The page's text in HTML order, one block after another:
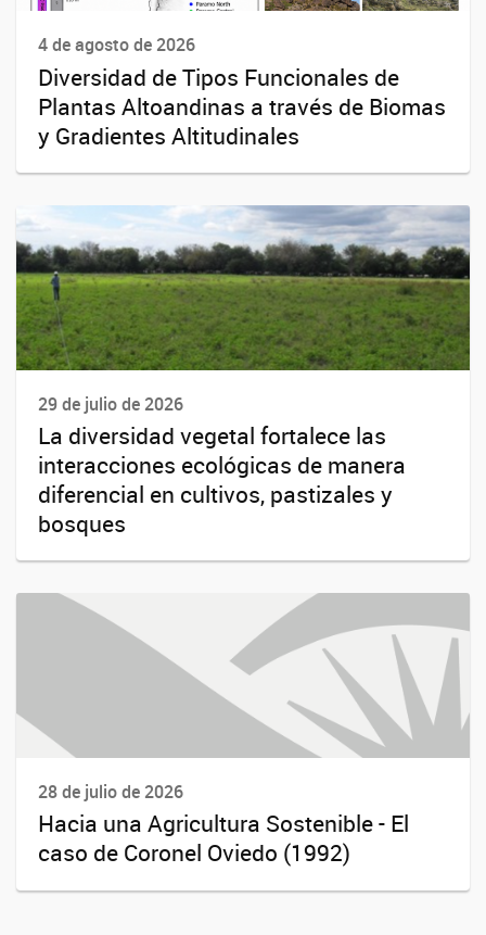
4 de agosto de 2026
Diversidad de Tipos Funcionales de
Plantas Altoandinas a través de Biomas
y Gradientes Altitudinales
29 de julio de 2026
La diversidad vegetal fortalece las
interacciones ecológicas de manera
diferencial en cultivos, pastizales y
bosques
28 de julio de 2026
Hacia una Agricultura Sostenible - El
caso de Coronel Oviedo (1992)